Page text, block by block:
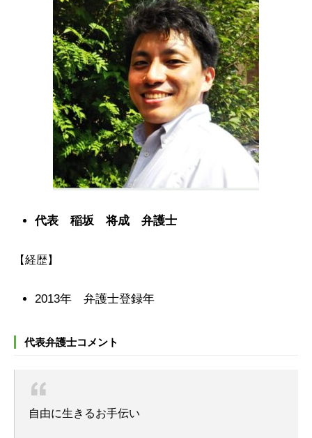
代表 稲坂 将成 弁護士
【経歴】
2013年 弁護士登録年
代表弁護士コメント
自由に生きるお手伝い